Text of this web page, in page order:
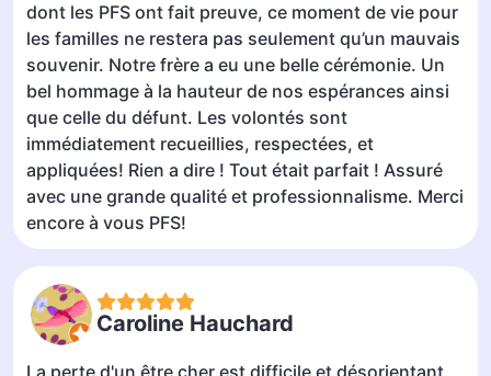
dont les PFS ont fait preuve, ce moment de vie pour
les familles ne restera pas seulement qu’un mauvais
souvenir. Notre frère a eu une belle cérémonie. Un
bel hommage à la hauteur de nos espérances ainsi
que celle du défunt. Les volontés sont
immédiatement recueillies, respectées, et
appliquées! Rien a dire ! Tout était parfait ! Assuré
avec une grande qualité et professionnalisme. Merci
encore à vous PFS!
Caroline Hauchard
La perte d'un être cher est difficile et désorientant